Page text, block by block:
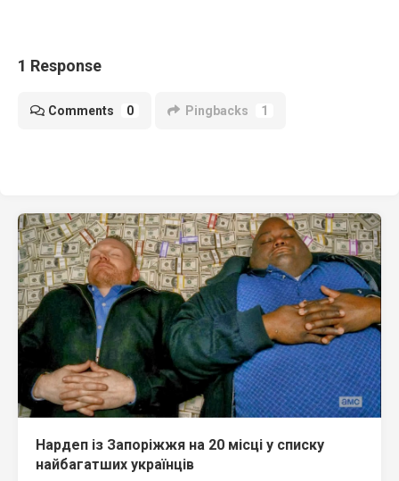
1 Response
Comments 0 Pingbacks 1
Нардеп із Запоріжжя на 20 місці у списку
найбагатших українців